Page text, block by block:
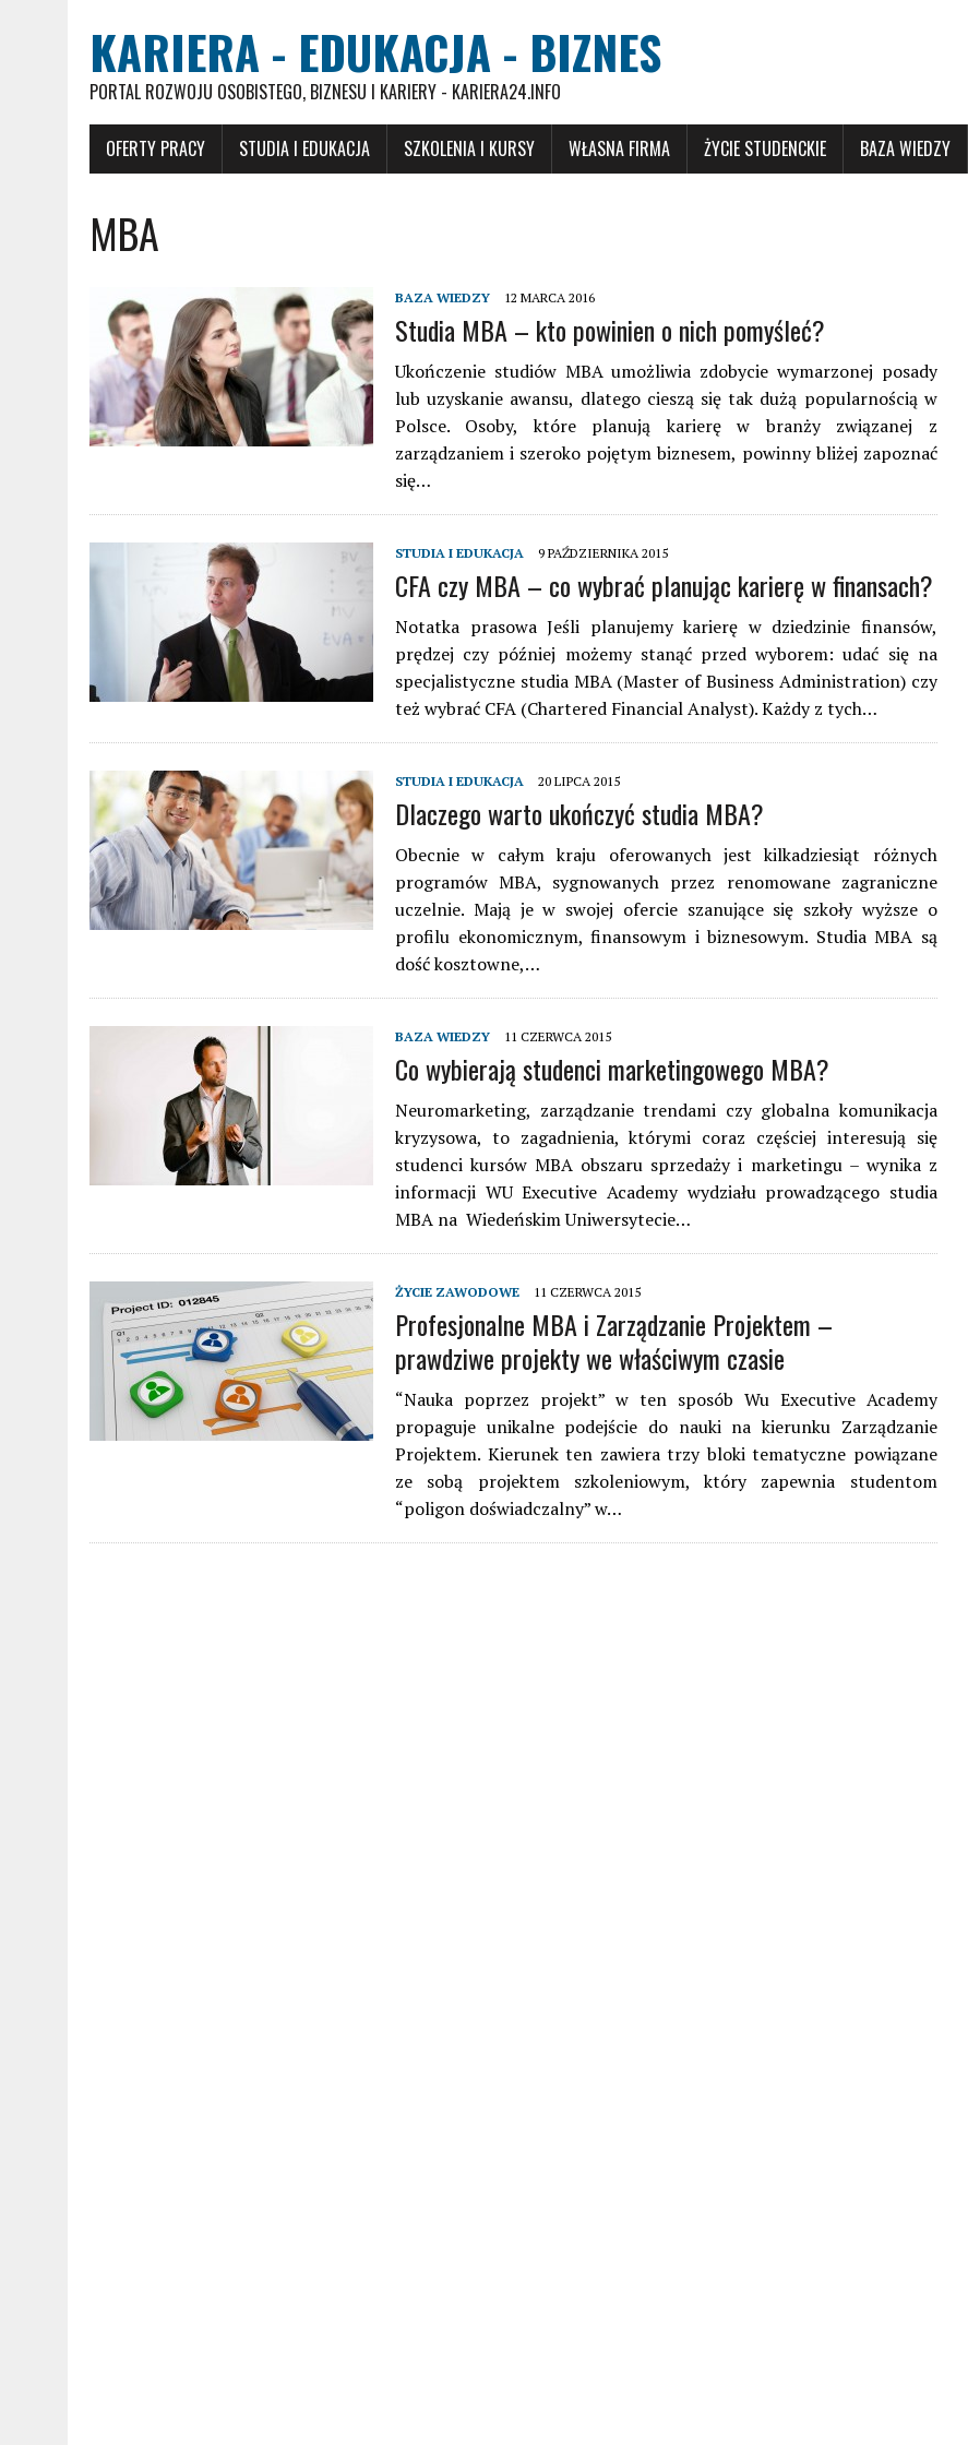
KARIERA - EDUKACJA - BIZNES
PORTAL ROZWOJU OSOBISTEGO, BIZNESU I KARIERY - KARIERA24.INFO
OFERTY PRACY STUDIA I EDUKACJA SZKOLENIA I KURSY WŁASNA FIRMA ŻYCIE STUDENCKIE BAZA WIEDZY
MBA
BAZA WIEDZY 12 MARCA 2016
Studia MBA – kto powinien o nich pomyśleć?
Ukończenie studiów MBA umożliwia zdobycie wymarzonej posady
lub uzyskanie awansu, dlatego cieszą się tak dużą popularnością w
Polsce. Osoby, które planują karierę w branży związanej z
zarządzaniem i szeroko pojętym biznesem, powinny bliżej zapoznać
się…
STUDIA I EDUKACJA 9 PAŹDZIERNIKA 2015
CFA czy MBA – co wybrać planując karierę w finansach?
Notatka prasowa Jeśli planujemy karierę w dziedzinie finansów,
prędzej czy później możemy stanąć przed wyborem: udać się na
specjalistyczne studia MBA (Master of Business Administration) czy
też wybrać CFA (Chartered Financial Analyst). Każdy z tych…
STUDIA I EDUKACJA 20 LIPCA 2015
Dlaczego warto ukończyć studia MBA?
Obecnie w całym kraju oferowanych jest kilkadziesiąt różnych
programów MBA, sygnowanych przez renomowane zagraniczne
uczelnie. Mają je w swojej ofercie szanujące się szkoły wyższe o
profilu ekonomicznym, finansowym i biznesowym. Studia MBA są
dość kosztowne,…
BAZA WIEDZY 11 CZERWCA 2015
Co wybierają studenci marketingowego MBA?
Neuromarketing, zarządzanie trendami czy globalna komunikacja
kryzysowa, to zagadnienia, którymi coraz częściej interesują się
studenci kursów MBA obszaru sprzedaży i marketingu – wynika z
informacji WU Executive Academy wydziału prowadzącego studia
MBA na Wiedeńskim Uniwersytecie…
ŻYCIE ZAWODOWE 11 CZERWCA 2015
Profesjonalne MBA i Zarządzanie Projektem –
prawdziwe projekty we właściwym czasie
“Nauka poprzez projekt” w ten sposób Wu Executive Academy
propaguje unikalne podejście do nauki na kierunku Zarządzanie
Projektem. Kierunek ten zawiera trzy bloki tematyczne powiązane
ze sobą projektem szkoleniowym, który zapewnia studentom
“poligon doświadczalny” w…